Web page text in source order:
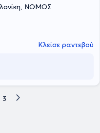
ΝΟΜΟΣ
Κλείσε ραντεβού
3